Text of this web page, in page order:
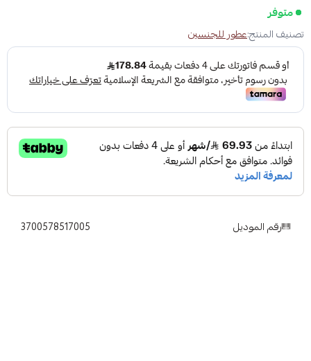
متوفر
تصنيف المنتج:عطور للجنسين
رقم الموديل 3700578517005